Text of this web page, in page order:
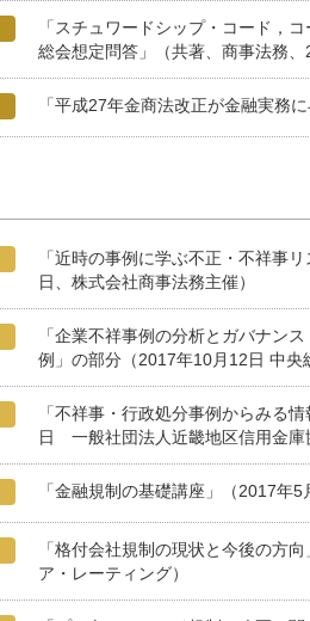
「スチュワードシップ・コード，
総会想定問答」（共著、商事法務、
「平成27年金商法改正が金融実務
「近時の事例に学ぶ不正・不祥事
日、株式会社商事法務主催）
「企業不祥事例の分析とガバナン
例」の部分（2017年10月12日 中央
「不祥事・行政処分事例からみる
日 一般社団法人近畿地区信用金
「金融規制の基礎講座」（2017年
「格付会社規制の現状と今後の方
ア・レーティング）